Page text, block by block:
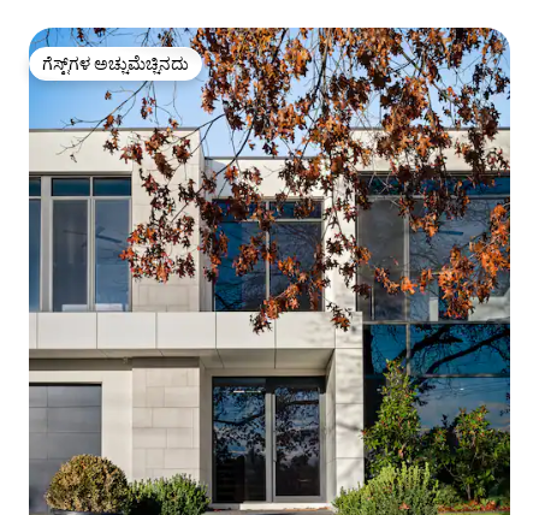
ಗೆಸ್ಟ್‌ಗಳ ಅಚ್ಚುಮೆಚ್ಚಿನದು
ಗೆಸ್ಟ್‌ಗಳ ಅಚ್ಚುಮೆಚ್ಚಿನದು